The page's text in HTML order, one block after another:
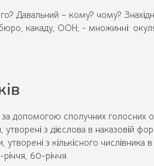
Давальний – кому? чому?
какаду, ООН; - множинні:
допомогою сполучних голосних
з дієслова в наказовій
з кількісного числівника
60-річчя.